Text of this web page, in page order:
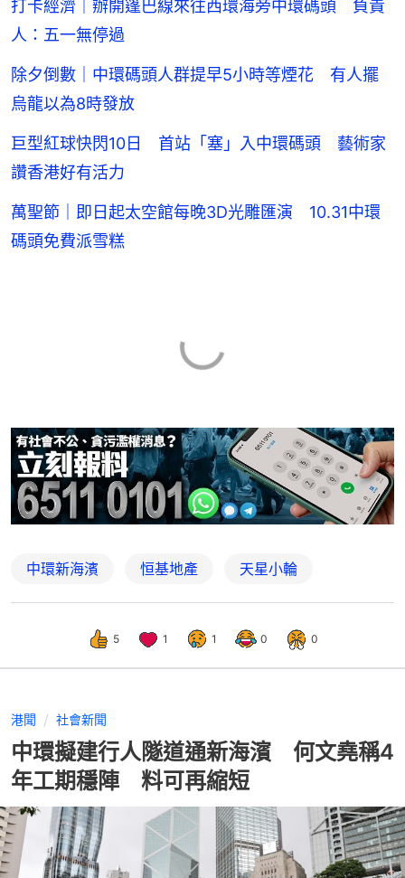
打卡經濟｜辦開篷巴線來往西環海旁中環碼頭 負責
人：五一無停過
除夕倒數｜中環碼頭人群提早5小時等煙花 有人擺
烏龍以為8時發放
巨型紅球快閃10日 首站「塞」入中環碼頭 藝術家
讚香港好有活力
萬聖節｜即日起太空館每晚3D光雕匯演 10.31中環
碼頭免費派雪糕
中環新海濱 恒基地產 天星小輪
5 1 1 0 0
港聞 社會新聞
中環擬建行人隧道通新海濱 何文堯稱4
年工期穩陣 料可再縮短